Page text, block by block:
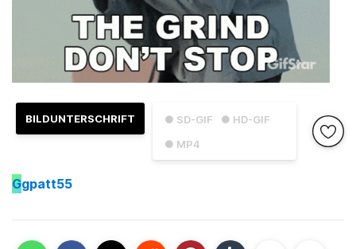
● SD-GIF
● HD-GIF
● MP4
BILDUNTERSCHRIFT
Ggpatt55